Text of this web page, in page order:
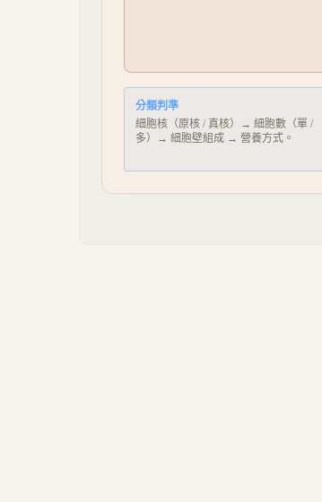
分類判準
細胞核（原核 / 真核）→ 細胞數（單 /
多）→ 細胞壁組成 → 營養方式。